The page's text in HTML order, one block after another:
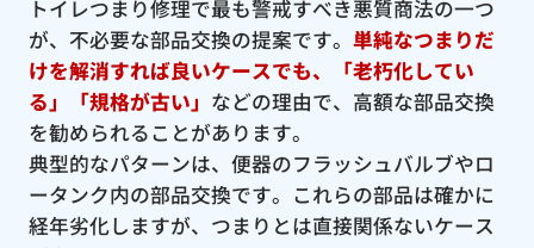
トイレつまり修理で最も警戒すべき悪質商法の一つ
が、不必要な部品交換の提案です。 単純なつまりだ
けを解消すれば良いケースでも、「老朽化してい
る」「規格が古い」 などの理由で、高額な部品交換
を勧められることがあります。
典型的なパターンは、便器のフラッシュバルブやロ
ータンク内の部品交換です。これらの部品は確かに
経年劣化しますが、つまりとは直接関係ないケース